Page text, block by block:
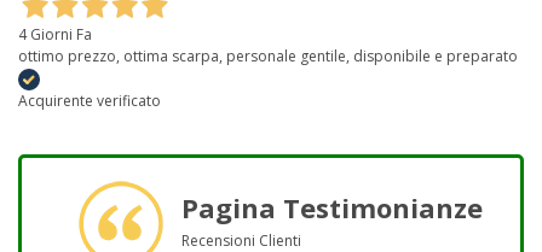
4 Giorni Fa
ottimo prezzo, ottima scarpa, personale gentile, disponibile e preparato
Acquirente verificato
Pagina Testimonianze
Recensioni Clienti